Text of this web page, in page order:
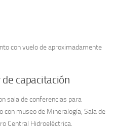
con vuelo de aproximadamente
capacitación
sala de conferencias para
museo de Mineralogía, Sala de
Central Hidroeléctrica.